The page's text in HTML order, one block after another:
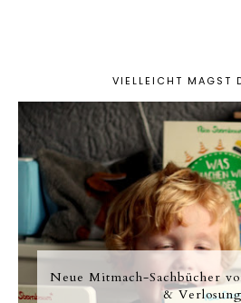
VIELLEICHT MAGST
Neue Mitmach-Sachbücher
&